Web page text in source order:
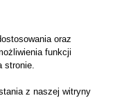
oraz
funkcji
stronie.
z naszej witryny